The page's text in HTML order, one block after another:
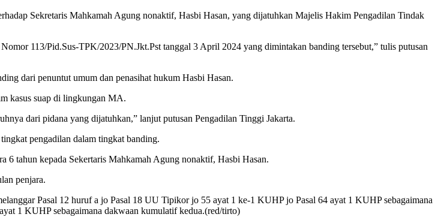
Sekretaris Mahkamah Agung nonaktif, Hasbi Hasan, yang dijatuhkan Majelis Hakim Pengadilan Tindak
113/Pid.Sus-TPK/2023/PN.Jkt.Pst tanggal 3 April 2024 yang dimintakan banding tersebut,” tulis putusan
dari penuntut umum dan penasihat hukum Hasbi Hasan.
kasus suap di lingkungan MA.
dari pidana yang dijatuhkan,” lanjut putusan Pengadilan Tinggi Jakarta.
pengadilan dalam tingkat banding.
6 tahun kepada Sekertaris Mahkamah Agung nonaktif, Hasbi Hasan.
penjara.
Pasal 12 huruf a jo Pasal 18 UU Tipikor jo 55 ayat 1 ke-1 KUHP jo Pasal 64 ayat 1 KUHP sebagaimana
1 KUHP sebagaimana dakwaan kumulatif kedua.(red/tirto)